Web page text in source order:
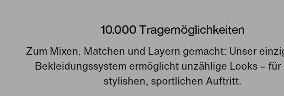
10.000 Tragemöglichkeiten
Zum Mixen, Matchen und Layern gemacht: Unser
Bekleidungssystem ermöglicht unzählige Looks – für
stylishen, sportlichen Auftritt.